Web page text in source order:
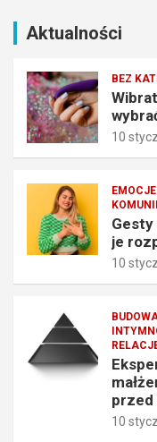
Aktualności
BEZ
10
EMOCJE
je
10
przed
10
r
ć
n
a
l
o
d
o
ę
ż
c
z
y
k
o